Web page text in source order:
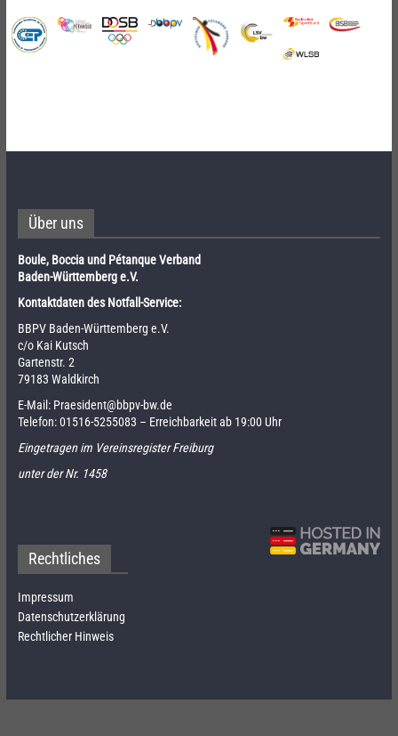
Über uns
Boule, Boccia und Pétanque Verband
Baden-Württemberg e.V.
Kontaktdaten des Notfall-Service:
BBPV Baden-Württemberg e.V.
c/o Kai Kutsch
Gartenstr. 2
79183 Waldkirch
E-Mail: Praesident@bbpv-bw.de
Telefon:01516-5255083 – Erreichbarkeit ab 19:00 Uhr
Eingetragen im Vereinsregister Freiburg
unter der Nr. 1458
Rechtliches
Impressum
Datenschutzerklärung
Rechtlicher Hinweis